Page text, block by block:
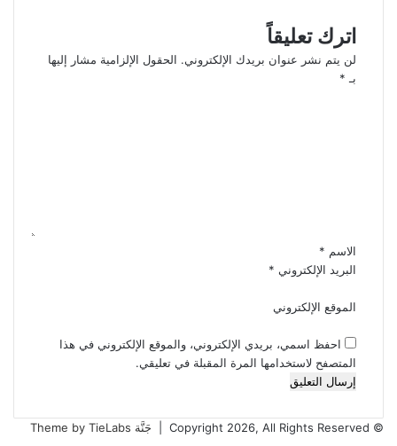
اترك تعليقاً
لن يتم نشر عنوان بريدك الإلكتروني. الحقول الإلزامية مشار إليها
بـ *
الاسم *
البريد الإلكتروني *
الموقع الإلكتروني
احفظ اسمي، بريدي الإلكتروني، والموقع الإلكتروني في هذا
المتصفح لاستخدامها المرة المقبلة في تعليقي.
© Copyright 2026, All Rights Reserved |
جَنَّة Theme by TieLabs